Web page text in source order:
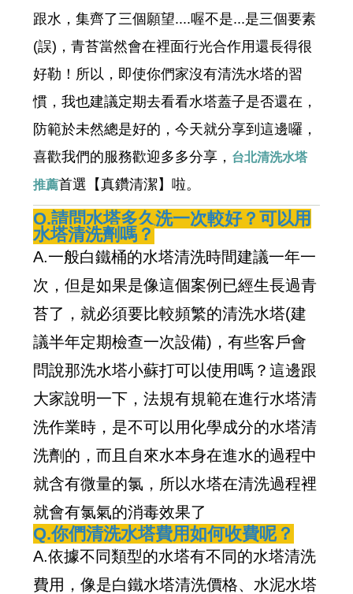
跟水，集齊了三個願望....喔不是...是三個要素
(誤)，青苔當然會在裡面行光合作用還長得很
好勒！所以，即使你們家沒有清洗水塔的習
慣，我也建議定期去看看水塔蓋子是否還在，
防範於未然總是好的，今天就分享到這邊囉，
喜歡我們的服務歡迎多多分享， 台北清洗水塔
推薦首選【真鑽清潔】啦。
Q.請問水塔多久洗一次較好？可以用
水塔清洗劑嗎？
A.一般白鐵桶的水塔清洗時間建議一年一
次，但是如果是像這個案例已經生長過青
苔了，就必須要比較頻繁的清洗水塔(建
議半年定期檢查一次設備)，有些客戶會
問說那洗水塔小蘇打可以使用嗎？這邊跟
大家說明一下，法規有規範在進行水塔清
洗作業時，是不可以用化學成分的水塔清
洗劑的，而且自來水本身在進水的過程中
就含有微量的氯，所以水塔在清洗過程裡
就會有氯氣的消毒效果了
Q.你們清洗水塔費用如何收費呢？
A.依據不同類型的水塔有不同的水塔清洗
費用，像是白鐵水塔清洗價格、水泥水塔